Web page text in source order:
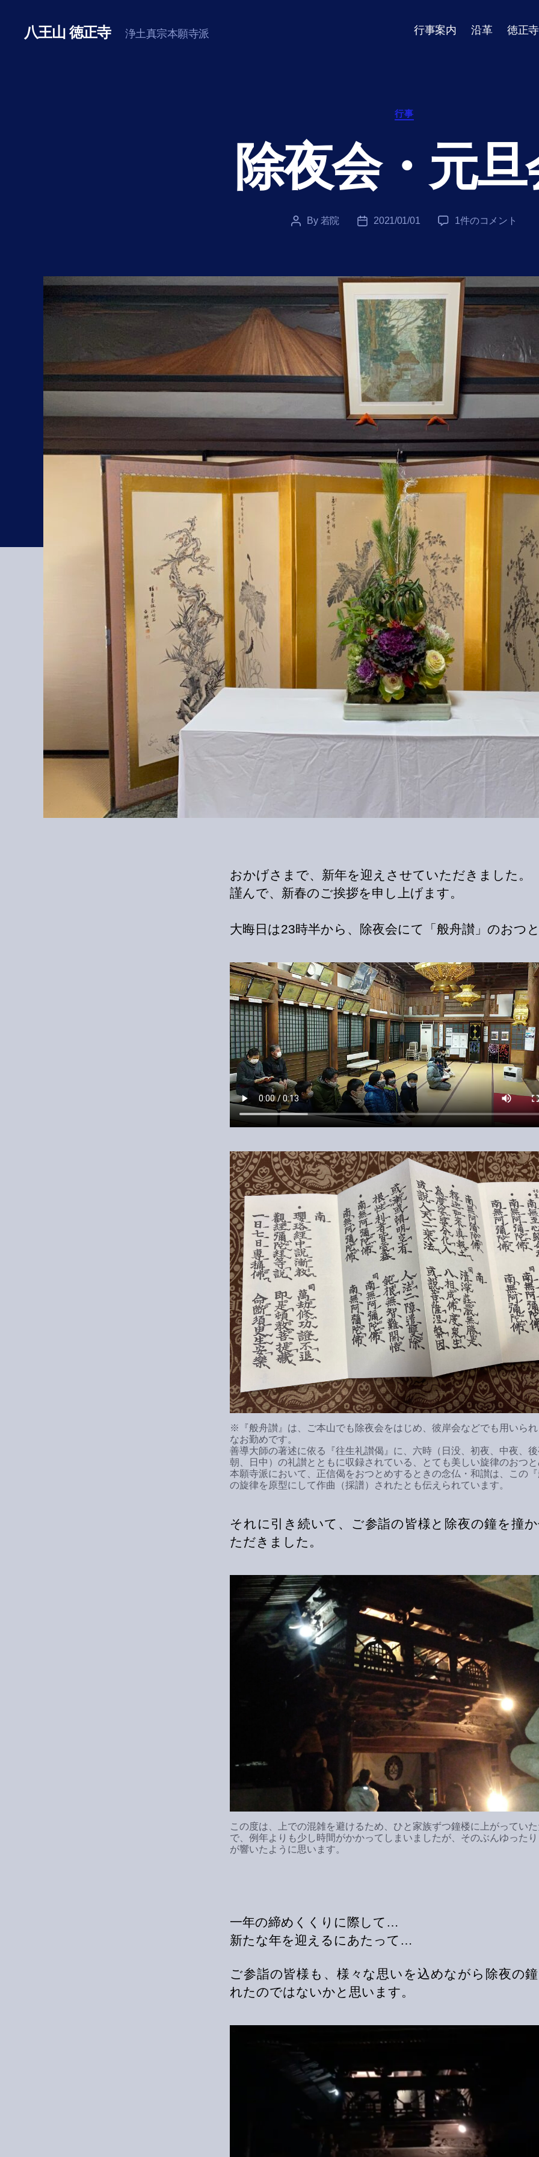
八王山 徳正寺 浄土真宗本願寺派 行事案内 沿革 徳正
Categories
行事
除夜会・元旦
PostBy 若院
Post2021/01/01
除
旦
会
へ
の
1件のコメント
おかげさまで、新年を迎えさせていただきました。
謹んで、新春のご挨拶を申し上げます。
大晦日は23時半から、除夜会にて「般舟讃」のおつ
※『般舟讃』は、ご本山でも除夜会をはじめ、彼岸会などでも用いら
なお勤めです。
善導大師の著述に依る『往生礼讃偈』に、六時（日没、初夜、中夜、
朝、日中）の礼讃とともに収録されている、とても美しい旋律のおつ
本願寺派において、正信偈をおつとめするときの念仏・和讃は、この
の旋律を原型にして作曲（採譜）されたとも伝えられています。
それに引き続いて、ご参詣の皆様と除夜の鐘を撞
ただきました。
この度は、上での混雑を避けるため、ひと家族ずつ鐘楼に上がってい
で、例年よりも少し時間がかかってしまいましたが、そのぶんゆった
が響いたように思います。
一年の締めくくりに際して…
新たな年を迎えるにあたって…
ご参詣の皆様も、様々な思いを込めながら除夜の
れたのではないかと思います。